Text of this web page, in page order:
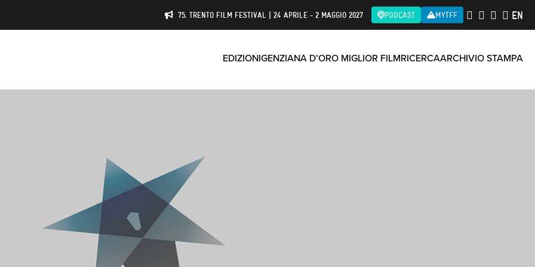
75. TRENTO FILM FESTIVAL | 24 APRILE - 2 MAGGIO 2027 PODCAST MYTFF EN
EDIZIONIGENZIANA D’ORO MIGLIOR FILMRICERCAARCHIVIO STAMPA